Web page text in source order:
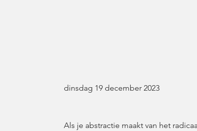
Als je abstractie maakt van het
dinsdag 19 december 2023